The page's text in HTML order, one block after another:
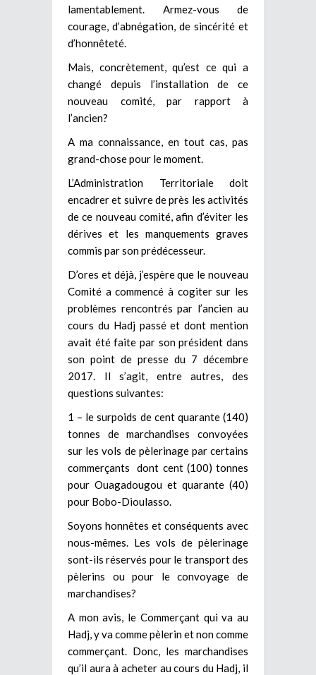
lamentablement. Armez-vous de
courage, d’abnégation, de sincérité et
d’honnêteté.
Mais, concrètement, qu’est ce qui a
changé depuis l’installation de ce
nouveau comité, par rapport à
l’ancien?
A ma connaissance, en tout cas, pas
grand-chose pour le moment.
L’Administration Territoriale doit
encadrer et suivre de près les activités
de ce nouveau comité, afin d’éviter les
dérives et les manquements graves
commis par son prédécesseur.
D’ores et déjà, j’espère que le nouveau
Comité a commencé à cogiter sur les
problèmes rencontrés par l’ancien au
cours du Hadj passé et dont mention
avait été faite par son président dans
son point de presse du 7 décembre
2017. Il s’agit, entre autres, des
questions suivantes:
1 – le surpoids de cent quarante (140)
tonnes de marchandises convoyées
sur les vols de pèlerinage par certains
commerçants dont cent (100) tonnes
pour Ouagadougou et quarante (40)
pour Bobo-Dioulasso.
Soyons honnêtes et conséquents avec
nous-mêmes. Les vols de pèlerinage
sont-ils réservés pour le transport des
pèlerins ou pour le convoyage de
marchandises?
A mon avis, le Commerçant qui va au
Hadj, y va comme pèlerin et non comme
commerçant. Donc, les marchandises
qu’il aura à acheter au cours du Hadj, il